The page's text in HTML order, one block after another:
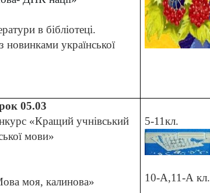
в бібліотеці.
української
05.03
«Кращий учнівський
мови»
моя, калинова»
5-11кл.
10-А,11-А кл.